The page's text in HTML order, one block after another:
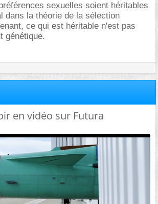
sexuelles soient héritables
dans la théorie de la sélection
ce qui est héritable n'est pas
génétique.
en vidéo sur Futura